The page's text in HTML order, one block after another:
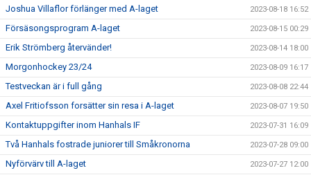
Joshua Villaflor förlänger med A-laget 2023-08-18 16:52
Försäsongsprogram A-laget 2023-08-15 00:29
Erik Strömberg återvänder! 2023-08-14 18:00
Morgonhockey 23/24 2023-08-09 16:17
Testveckan är i full gång 2023-08-08 22:44
Axel Fritiofsson forsätter sin resa i A-laget 2023-08-07 19:50
Kontaktuppgifter inom Hanhals IF 2023-07-31 16:09
Två Hanhals fostrade juniorer till Småkronorna 2023-07-28 09:00
Nyförvärv till A-laget 2023-07-27 12:00